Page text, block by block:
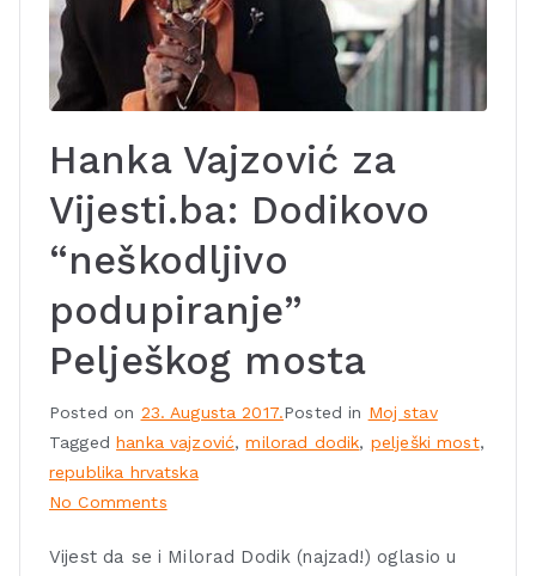
Hanka Vajzović za
Vijesti.ba: Dodikovo
“neškodljivo
podupiranje”
Pelješkog mosta
Posted on 23. Augusta 2017.Posted in Moj stav
Taggedhanka vajzović,milorad dodik, pelješki most,
republika hrvatska
No Comments
Vijest da se i Milorad Dodik (najzad!) oglasio u